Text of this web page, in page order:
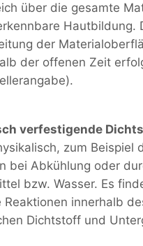
über die gesamte
Hautbildung.
der
der offenen Zeit
verfestigende
zum Beispiel
bei Abkühlung oder
bzw. Wasser. Es
Reaktionen innerhalb
Dichtstoff und